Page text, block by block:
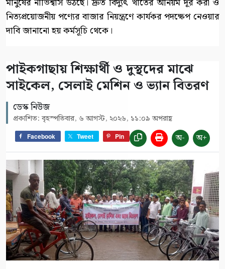
নিত্যপ্রয়োজনীয় পণ্যের বাজার নিয়ন্ত্রণে কার্যকর পদক্ষেপ নেওয়ার
দাবি জানানো হয় কর্মসূচি থেকে।
পাইকগাছায় শিক্ষার্থী ও দুস্থদের মাঝে
সাইকেল, সেলাই মেশিন ও ভ্যান বিতরণ
ডেস্ক নিউজ
প্রকাশিত: বৃহস্পতিবার, ৬ আগস্ট, ২০২৬, ১১:০৯ অপরাহ্ণ
Facebook Tweet Pin অ- অ+